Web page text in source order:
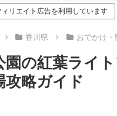
リエイト広告を利用しています
香川県 おでかけ・
園の紅葉ライ
攻略ガイド